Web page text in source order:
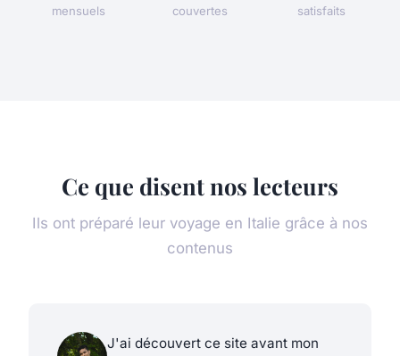
mensuels couvertes satisfaits
Ce que disent nos lecteurs
Ils ont préparé leur voyage en Italie grâce à nos
contenus
J'ai découvert ce site avant mon